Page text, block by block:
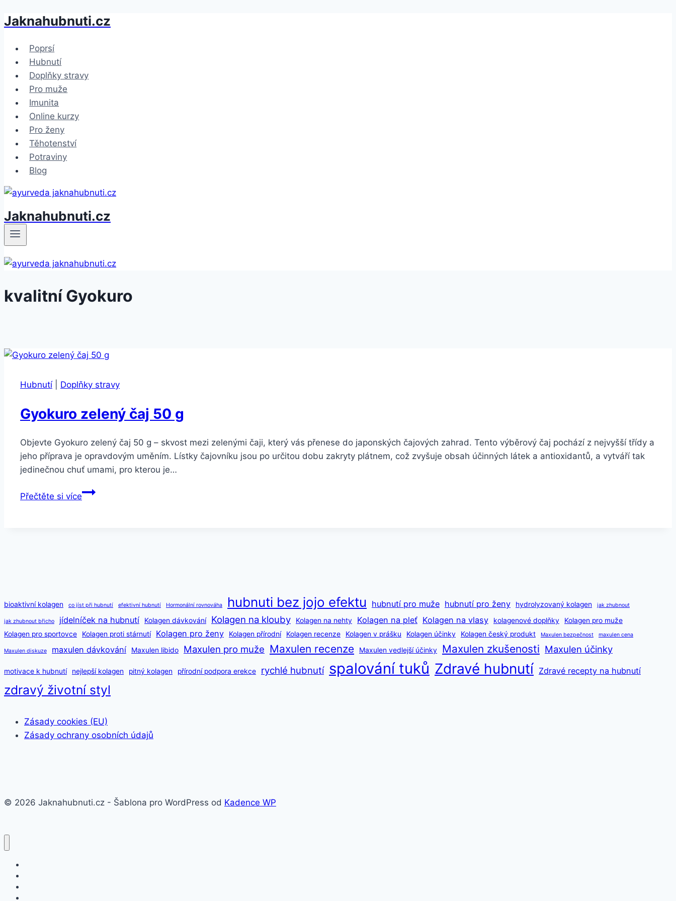
Přeskočit
obsah
Jaknahubnuti.cz
Poprsí
Hubnutí
Doplňky stravy
Pro muže
Imunita
Online kurzy
Pro ženy
Těhotenství
Potraviny
Blog
Jaknahubnuti.cz
kvalitní Gyokuro
Hubnutí| Doplňky stravy
Gyokuro zelený čaj 50 g
Objevte Gyokuro zelený čaj 50 g – skvost mezi zelenými čaji, který vás přenese do japonských čajových zahrad. Tento výběrový čaj pochází z nejvyšší třídy a
jeho příprava je opravdovým uměním. Lístky čajovníku jsou po určitou dobu zakryty plátnem, což zvyšuje obsah účinných látek a antioxidantů, a vytváří tak
jedinečnou chuť umami, pro kterou je…
Přečtěte si víceGyokuro
bioaktivní kolagen co jíst při hubnutí efektivní hubnutí Hormonální rovnováha hubnuti bez jojo efektu hubnutí pro muže hubnutí pro ženy hydrolyzovaný kolagen jak zhubnout
jak zhubnout břicho jídelníček na hubnutí Kolagen dávkování Kolagen na klouby Kolagen na nehty Kolagen na pleť Kolagen na vlasy kolagenové doplňky
Kolagen pro muže
Kolagen pro sportovce
Kolagen proti stárnutí Kolagen pro ženy Kolagen přírodní Kolagen recenze Kolagen v prášku Kolagen účinky Kolagen český produkt Maxulen bezpečnost maxulen cena
Maxulen diskuze maxulen dávkování Maxulen libido Maxulen pro muže Maxulen recenze Maxulen vedlejší účinky Maxulen zkušenosti Maxulen účinky
motivace k hubnutí nejlepší kolagen pitný kolagen přírodní podpora erekce rychlé hubnutí spalování tuků Zdravé hubnutí Zdravé recepty na hubnutí
zdravý životní styl
Zásady cookies (EU)
Zásady ochrany osobních údajů
© 2026 Jaknahubnuti.cz - Šablona pro WordPress od Kadence WP